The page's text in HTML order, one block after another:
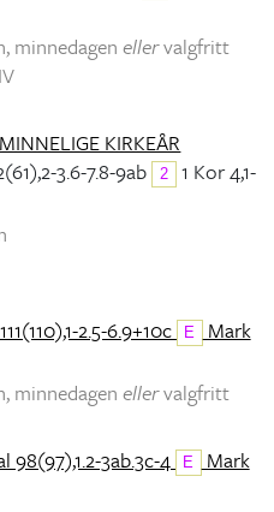
minnedagen ellervalgfritt
KIRKEÅR
3.6-7.8-9ab 2
1 Kor 4,1-
2.5-6.9+10c E Mark
minnedagen ellervalgfritt
98(97),1.2-3ab.3c-4 E Mark